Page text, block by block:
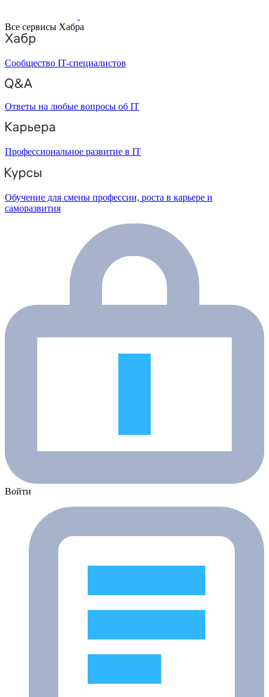
Все сервисы Хабра
Сообщество IT-специалистов
Ответы на любые вопросы об IT
Профессиональное развитие в IT
Обучение для смены профессии, роста в карьере и
саморазвития
Войти